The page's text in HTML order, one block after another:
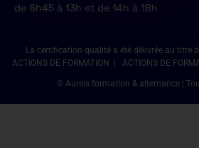
de 8h45 à 13h et de 14h à 18h
La certification qualité a été délivrée au titre
ACTIONS DE FORMATION | ACTIONS DE
© Aureis formation & alternance |